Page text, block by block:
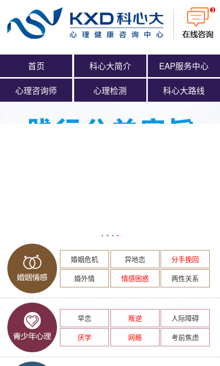
首页 科心大简介 EAP服务中心
心理咨询师 心理检测 科心大路线
婚姻危机 异地恋
分手挽回
婚外情
情感困惑 两性关系
早恋 叛逆
人际障碍
厌学
网瘾 考前焦虑